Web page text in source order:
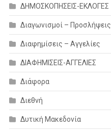
ΔΗΜΟΣΚΟΠΗΣΕΙΣ-ΕΚΛΟΓΕΣ
Διαγωνισμοί – Προσλήψεις
Διαφημίσεις – Αγγελίες
ΔΙΑΦΗΜΙΣΕΙΣ-ΑΓΓΕΛΙΕΣ
Διάφορα
Διεθνή
Δυτική Μακεδονία